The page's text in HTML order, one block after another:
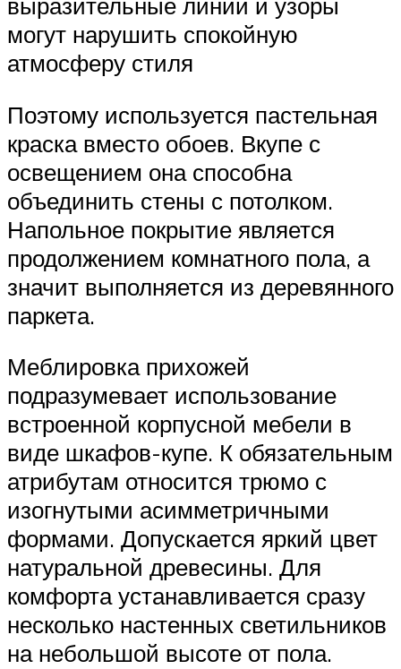
могут нарушить спокойную
атмосферу стиля
Поэтому используется пастельная
краска вместо обоев. Вкупе с
освещением она способна
объединить стены с потолком.
Напольное покрытие является
продолжением комнатного пола, а
значит выполняется из деревянного
паркета.
Меблировка прихожей
подразумевает использование
встроенной корпусной мебели в
виде шкафов-купе. К обязательным
атрибутам относится трюмо с
изогнутыми асимметричными
формами. Допускается яркий цвет
натуральной древесины. Для
комфорта устанавливается сразу
несколько настенных светильников
на небольшой высоте от пола.